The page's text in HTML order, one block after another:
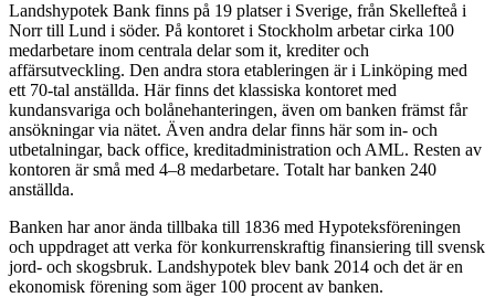
Landshypotek Bank finns på 19 platser i Sverige, från Skellefteå i
Norr till Lund i söder. På kontoret i Stockholm arbetar cirka 100
medarbetare inom centrala delar som it, krediter och
affärsutveckling. Den andra stora etableringen är i Linköping med
ett 70-tal anställda. Här finns det klassiska kontoret med
kundansvariga och bolånehanteringen, även om banken främst får
ansökningar via nätet. Även andra delar finns här som in- och
utbetalningar, back office, kreditadministration och AML. Resten av
kontoren är små med 4–8 medarbetare. Totalt har banken 240
anställda.
Banken har anor ända tillbaka till 1836 med Hypoteksföreningen
och uppdraget att verka för konkurrenskraftig finansiering till svensk
jord- och skogsbruk. Landshypotek blev bank 2014 och det är en
ekonomisk förening som äger 100 procent av banken.